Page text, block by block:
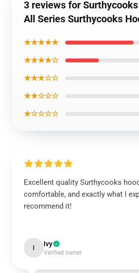
3 reviews for
All Series Surthycooks
★★★★★
★★★★☆
★★★☆☆
★★☆☆☆
★☆☆☆☆
Excellent quality Surthycooks
comfortable, and exactly what I
recommend it!
I Ivy
Verified owner